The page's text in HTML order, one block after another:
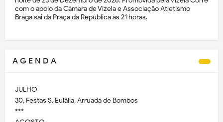
com o apoio da Câmara de Vizela e Associação Atletismo
Braga sai da Praça da República às 21 horas.
A G E N D A
JULHO
30, Festas S. Eulália, Arruada de Bombos
***